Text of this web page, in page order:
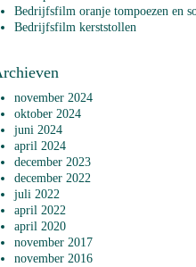
Bedrijfsfilm oranje tompoezen en
Bedrijfsfilm kerststollen
november 2024
oktober 2024
juni 2024
april 2024
december 2023
december 2022
juli 2022
april 2022
april 2020
november 2017
november 2016